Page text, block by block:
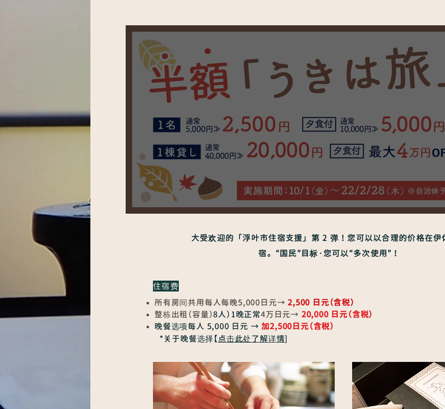
大受欢迎的「浮叶市住宿支援」第 2 弹！ 您可以以合理的价格在伊
宿。 “国民”目标·您可以“多次使用”！
住宿费
所有房间共用每人每晚5,000日元→2,500 日元（含税）
整栋出租（容量）8人）1晚正常4万日元→ 20,000 日元（含税）
晚餐选项每人 5,000 日元 → 加2,500日元（含税）
*关于晚餐选择【点击此处了解详情]